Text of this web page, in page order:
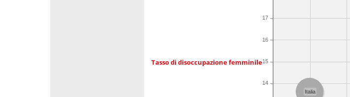
Tasso di disoccupazione femminile
14
15
16
17
Italia